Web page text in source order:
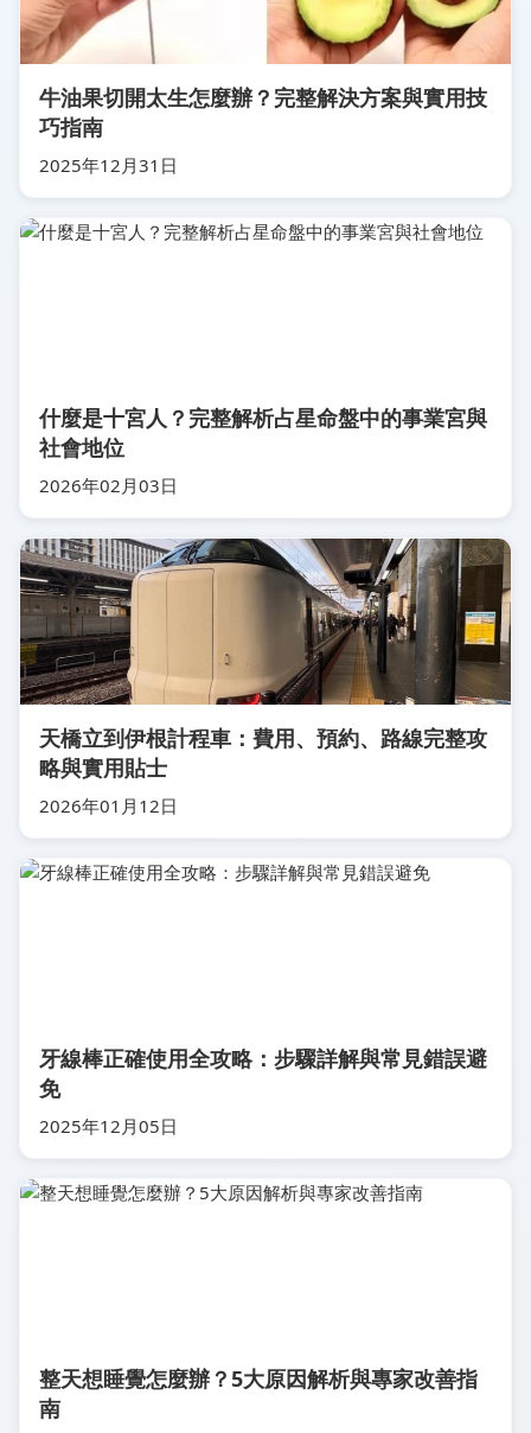
牛油果切開太生怎麼辦？完整解決方案與實用技
巧指南
2025年12月31日
什麼是十宮人？完整解析占星命盤中的事業宮與
社會地位
2026年02月03日
天橋立到伊根計程車：費用、預約、路線完整攻
略與實用貼士
2026年01月12日
牙線棒正確使用全攻略：步驟詳解與常見錯誤避
免
2025年12月05日
整天想睡覺怎麼辦？5大原因解析與專家改善指
南